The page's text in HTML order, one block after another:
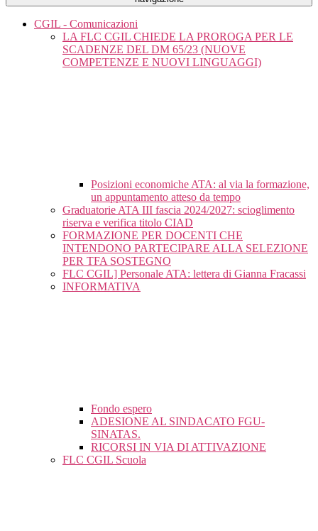
CGIL - Comunicazioni
LA FLC CGIL CHIEDE LA PROROGA PER LE
SCADENZE DEL DM 65/23 (NUOVE
COMPETENZE E NUOVI LINGUAGGI)
Posizioni economiche ATA: al via la formazione,
un appuntamento atteso da tempo
Graduatorie ATA III fascia 2024/2027: scioglimento
riserva e verifica titolo CIAD
FORMAZIONE PER DOCENTI CHE
INTENDONO PARTECIPARE ALLA SELEZIONE
PER TFA SOSTEGNO
FLC CGIL] Personale ATA: lettera di Gianna Fracassi
INFORMATIVA
Fondo espero
ADESIONE AL SINDACATO FGU-
SINATAS.
RICORSI IN VIA DI ATTIVAZIONE
FLC CGIL Scuola